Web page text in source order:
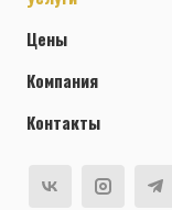
Цены
Компания
Контакты